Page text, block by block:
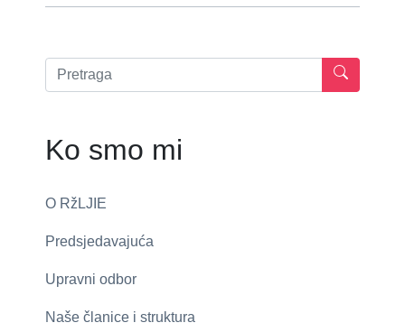
Ko smo mi
O RžLJIE
Predsjedavajuća
Upravni odbor
Naše članice i struktura